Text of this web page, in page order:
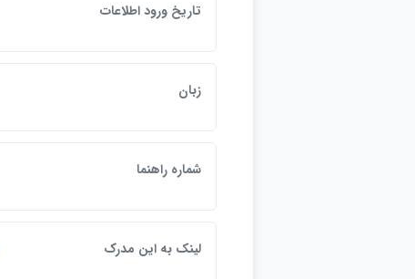
تاريخ ورود اطلاعات
زبان
شماره راهنما
لينک به اين مدرک